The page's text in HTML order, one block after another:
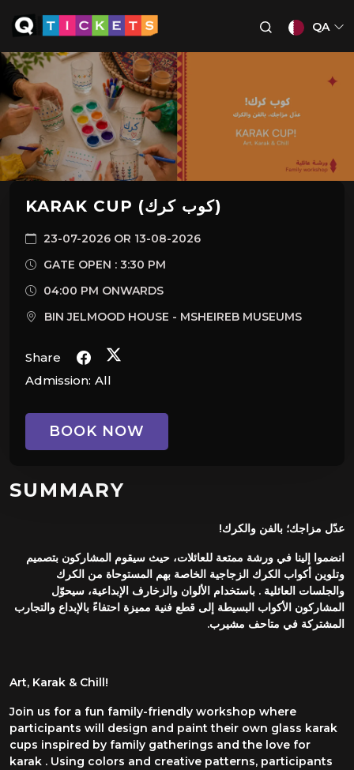
QA
KARAK CUP (كوب كرك)
23-07-2026 OR 13-08-2026
GATE OPEN : 3:30 PM
04:00 PM ONWARDS
BIN JELMOOD HOUSE - MSHEIREB MUSEUMS
Share
Admission: All
BOOK NOW
SUMMARY
عدّل مزاجك؛ بالفن والكرك!
انضموا إلينا في ورشة ممتعة للعائلات، حيث سيقوم المشاركون بتصميم
وتلوين أكواب الكرك الزجاجية الخاصة بهم المستوحاة من الكرك
والجلسات العائلية . باستخدام الألوان والزخارف الإبداعية، سيحوّل
المشاركون الأكواب البسيطة إلى قطع فنية مميزة احتفاءً بالإبداع والتجارب
المشتركة في متاحف مشيرب.
Art, Karak & Chill!
Join us for a fun family-friendly workshop where
participants will design and paint their own glass karak
cups inspired by family gatherings and the love for
karak . Using colors and creative patterns, participants